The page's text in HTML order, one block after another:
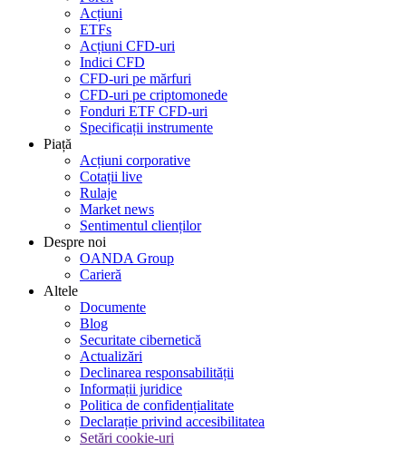
Acțiuni
ETFs
Acțiuni CFD-uri
Indici CFD
CFD-uri pe mărfuri
CFD-uri pe criptomonede
Fonduri ETF CFD-uri
Specificații instrumente
Piață
Acțiuni corporative
Cotații live
Rulaje
Market news
Sentimentul clienților
Despre noi
OANDA Group
Carieră
Altele
Documente
Blog
Securitate cibernetică
Actualizări
Declinarea responsabilității
Informații juridice
Politica de confidențialitate
Declarație privind accesibilitatea
Setări cookie-uri